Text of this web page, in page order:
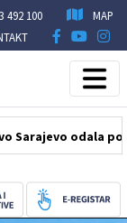
492 100
MAP
odala počast